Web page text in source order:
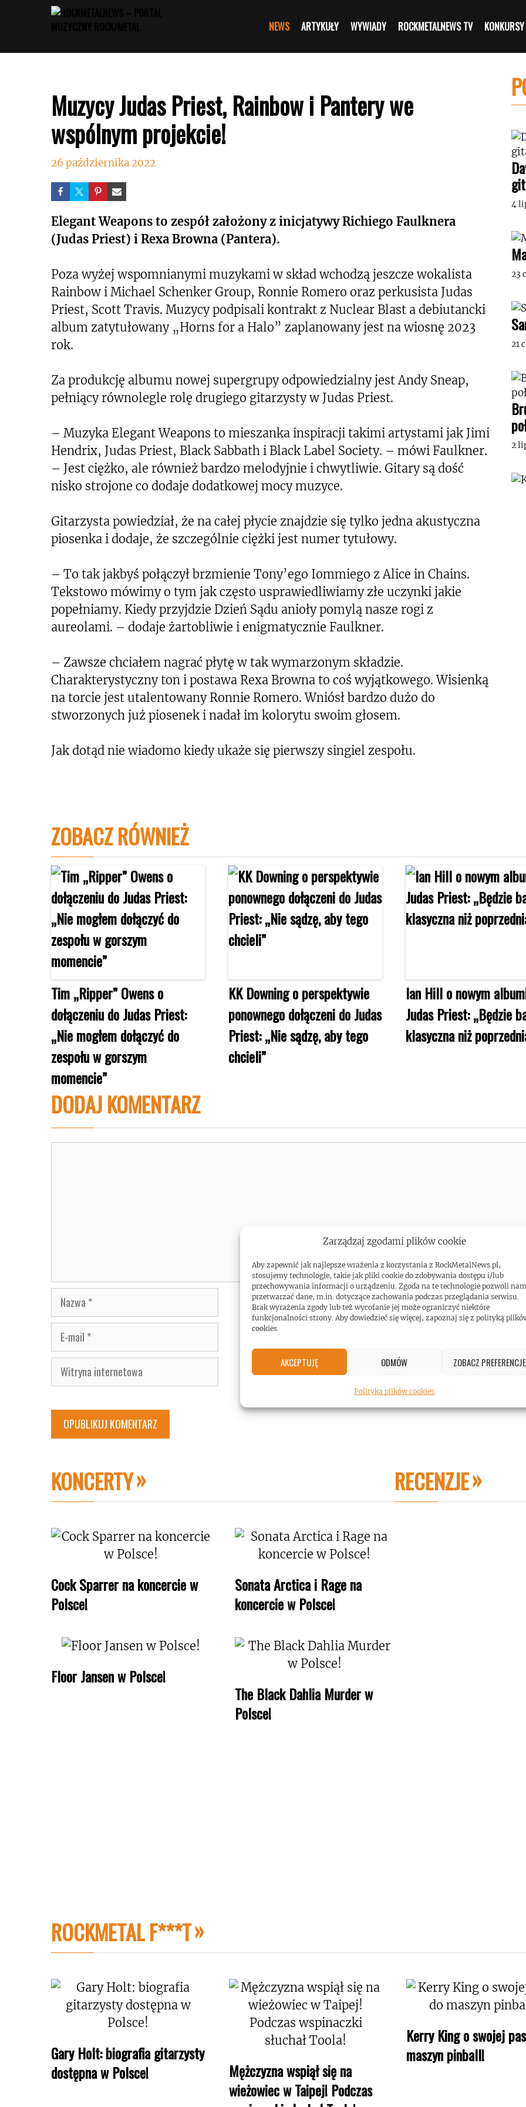
Zarządzaj zgodami plików cookie
Aby zapewnić jak najlepsze wrażenia z korzystania z RockMetalNews.pl,
stosujemy technologie, takie jak pliki cookie do zdobywania dostępu i/lub
przechowywania informacji o urządzeniu. Zgoda na te technologie pozwoli nam
przetwarzać dane, m.in. dotyczące zachowania podczas przeglądania serwisu.
Brak wyrażenia zgody lub też wycofanie jej może ograniczyć niektóre
funkcjonalności strony. Aby dowiedzieć się więcej, zapoznaj się z polityką
cookies.
AKCEPTUJĘ ODMÓW ZOBACZ PREFERENCJE
Polityka plików cookies
NEWS ARTYKUŁY WYWIADY ROCKMETALNEWS TV KONKURSY
Muzycy Judas Priest, Rainbow i Pantery we
wspólnym projekcie!
26 października 2022
Elegant Weapons to zespół założony z inicjatywy Richiego Faulknera
(Judas Priest) i Rexa Browna (Pantera).
Poza wyżej wspomnianymi muzykami w skład wchodzą jeszcze wokalista
Rainbow i Michael Schenker Group, Ronnie Romero oraz perkusista Judas
Priest, Scott Travis. Muzycy podpisali kontrakt z Nuclear Blast a debiutancki
album zatytułowany „Horns for a Halo” zaplanowany jest na wiosnę 2023
rok.
Za produkcję albumu nowej supergrupy odpowiedzialny jest Andy Sneap,
pełniący równolegle rolę drugiego gitarzysty w Judas Priest.
– Muzyka Elegant Weapons to mieszanka inspiracji takimi artystami jak Jimi
Hendrix, Judas Priest, Black Sabbath i Black Label Society. – mówi Faulkner.
– Jest ciężko, ale również bardzo melodyjnie i chwytliwie. Gitary są dość
nisko strojone co dodaje dodatkowej mocy muzyce.
Gitarzysta powiedział, że na całej płycie znajdzie się tylko jedna akustyczna
piosenka i dodaje, że szczególnie ciężki jest numer tytułowy.
– To tak jakbyś połączył brzmienie Tony’ego Iommiego z Alice in Chains.
Tekstowo mówimy o tym jak często usprawiedliwiamy złe uczynki jakie
popełniamy. Kiedy przyjdzie Dzień Sądu anioły pomylą nasze rogi z
aureolami. – dodaje żartobliwie i enigmatycznie Faulkner.
– Zawsze chciałem nagrać płytę w tak wymarzonym składzie.
Charakterystyczny ton i postawa Rexa Browna to coś wyjątkowego. Wisienką
na torcie jest utalentowany Ronnie Romero. Wniósł bardzo dużo do
stworzonych już piosenek i nadał im kolorytu swoim głosem.
Jak dotąd nie wiadomo kiedy ukaże się pierwszy singiel zespołu.
4
23
21
2
ZOBACZ RÓWNIEŻ
Tim „Ripper” Owens o
dołączeniu do Judas Priest:
„Nie mogłem dołączyć do
zespołu w gorszym
momencie”
KK Downing o perspektywie
ponownego dołączeni do Judas
Priest: „Nie sądzę, aby tego
chcieli”
Ian Hill o nowym
Judas Priest: „Będzie
klasyczna niż
DODAJ KOMENTARZ
Nazwa
E-
mail
Witryna
internetowa
KONCERTY
Cock Sparrer na koncercie w
Polsce!
Sonata Arctica i Rage na
koncercie w Polsce!
Floor Jansen w Polsce!
The Black Dahlia Murder w
Polsce!
RECENZJE
ROCKMETAL F***T
Gary Holt: biografia gitarzysty
dostępna w Polsce!
Mężczyzna wspiął się na
wieżowiec w Taipej! Podczas
Kerry King o swojej
maszyn pinball!